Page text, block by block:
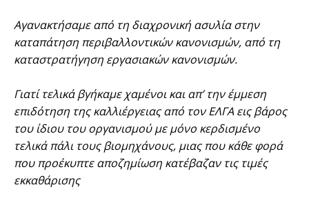
Αγανακτήσαμε από τη διαχρονική ασυλία στην
καταπάτηση περιβαλλοντικών κανονισμών, από τη
καταστρατήγηση εργασιακών κανονισμών.
Γιατί τελικά βγήκαμε χαμένοι και απ’ την έμμεση
επιδότηση της καλλιέργειας από τον ΕΛΓΑ εις βάρος
του ίδιου του οργανισμού με μόνο κερδισμένο
τελικά πάλι τους βιομηχάνους, μιας που κάθε φορά
που προέκυπτε αποζημίωση κατέβαζαν τις τιμές
εκκαθάρισης